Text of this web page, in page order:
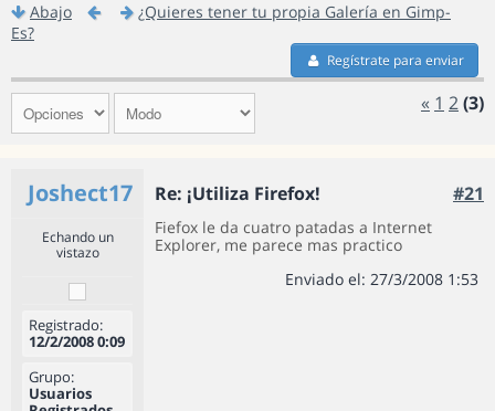
Abajo
¿Quieres tener tu propia Galería en Gimp-
Es?
Regístrate para enviar
« 1 2(3)
Joshect17 Re: ¡Utiliza Firefox! #21
Echando un
vistazo
Registrado:
12/2/2008 0:09
Grupo:
Usuarios
Fiefox le da cuatro patadas a Internet
Explorer, me parece mas practico
Enviado el: 27/3/2008 1:53